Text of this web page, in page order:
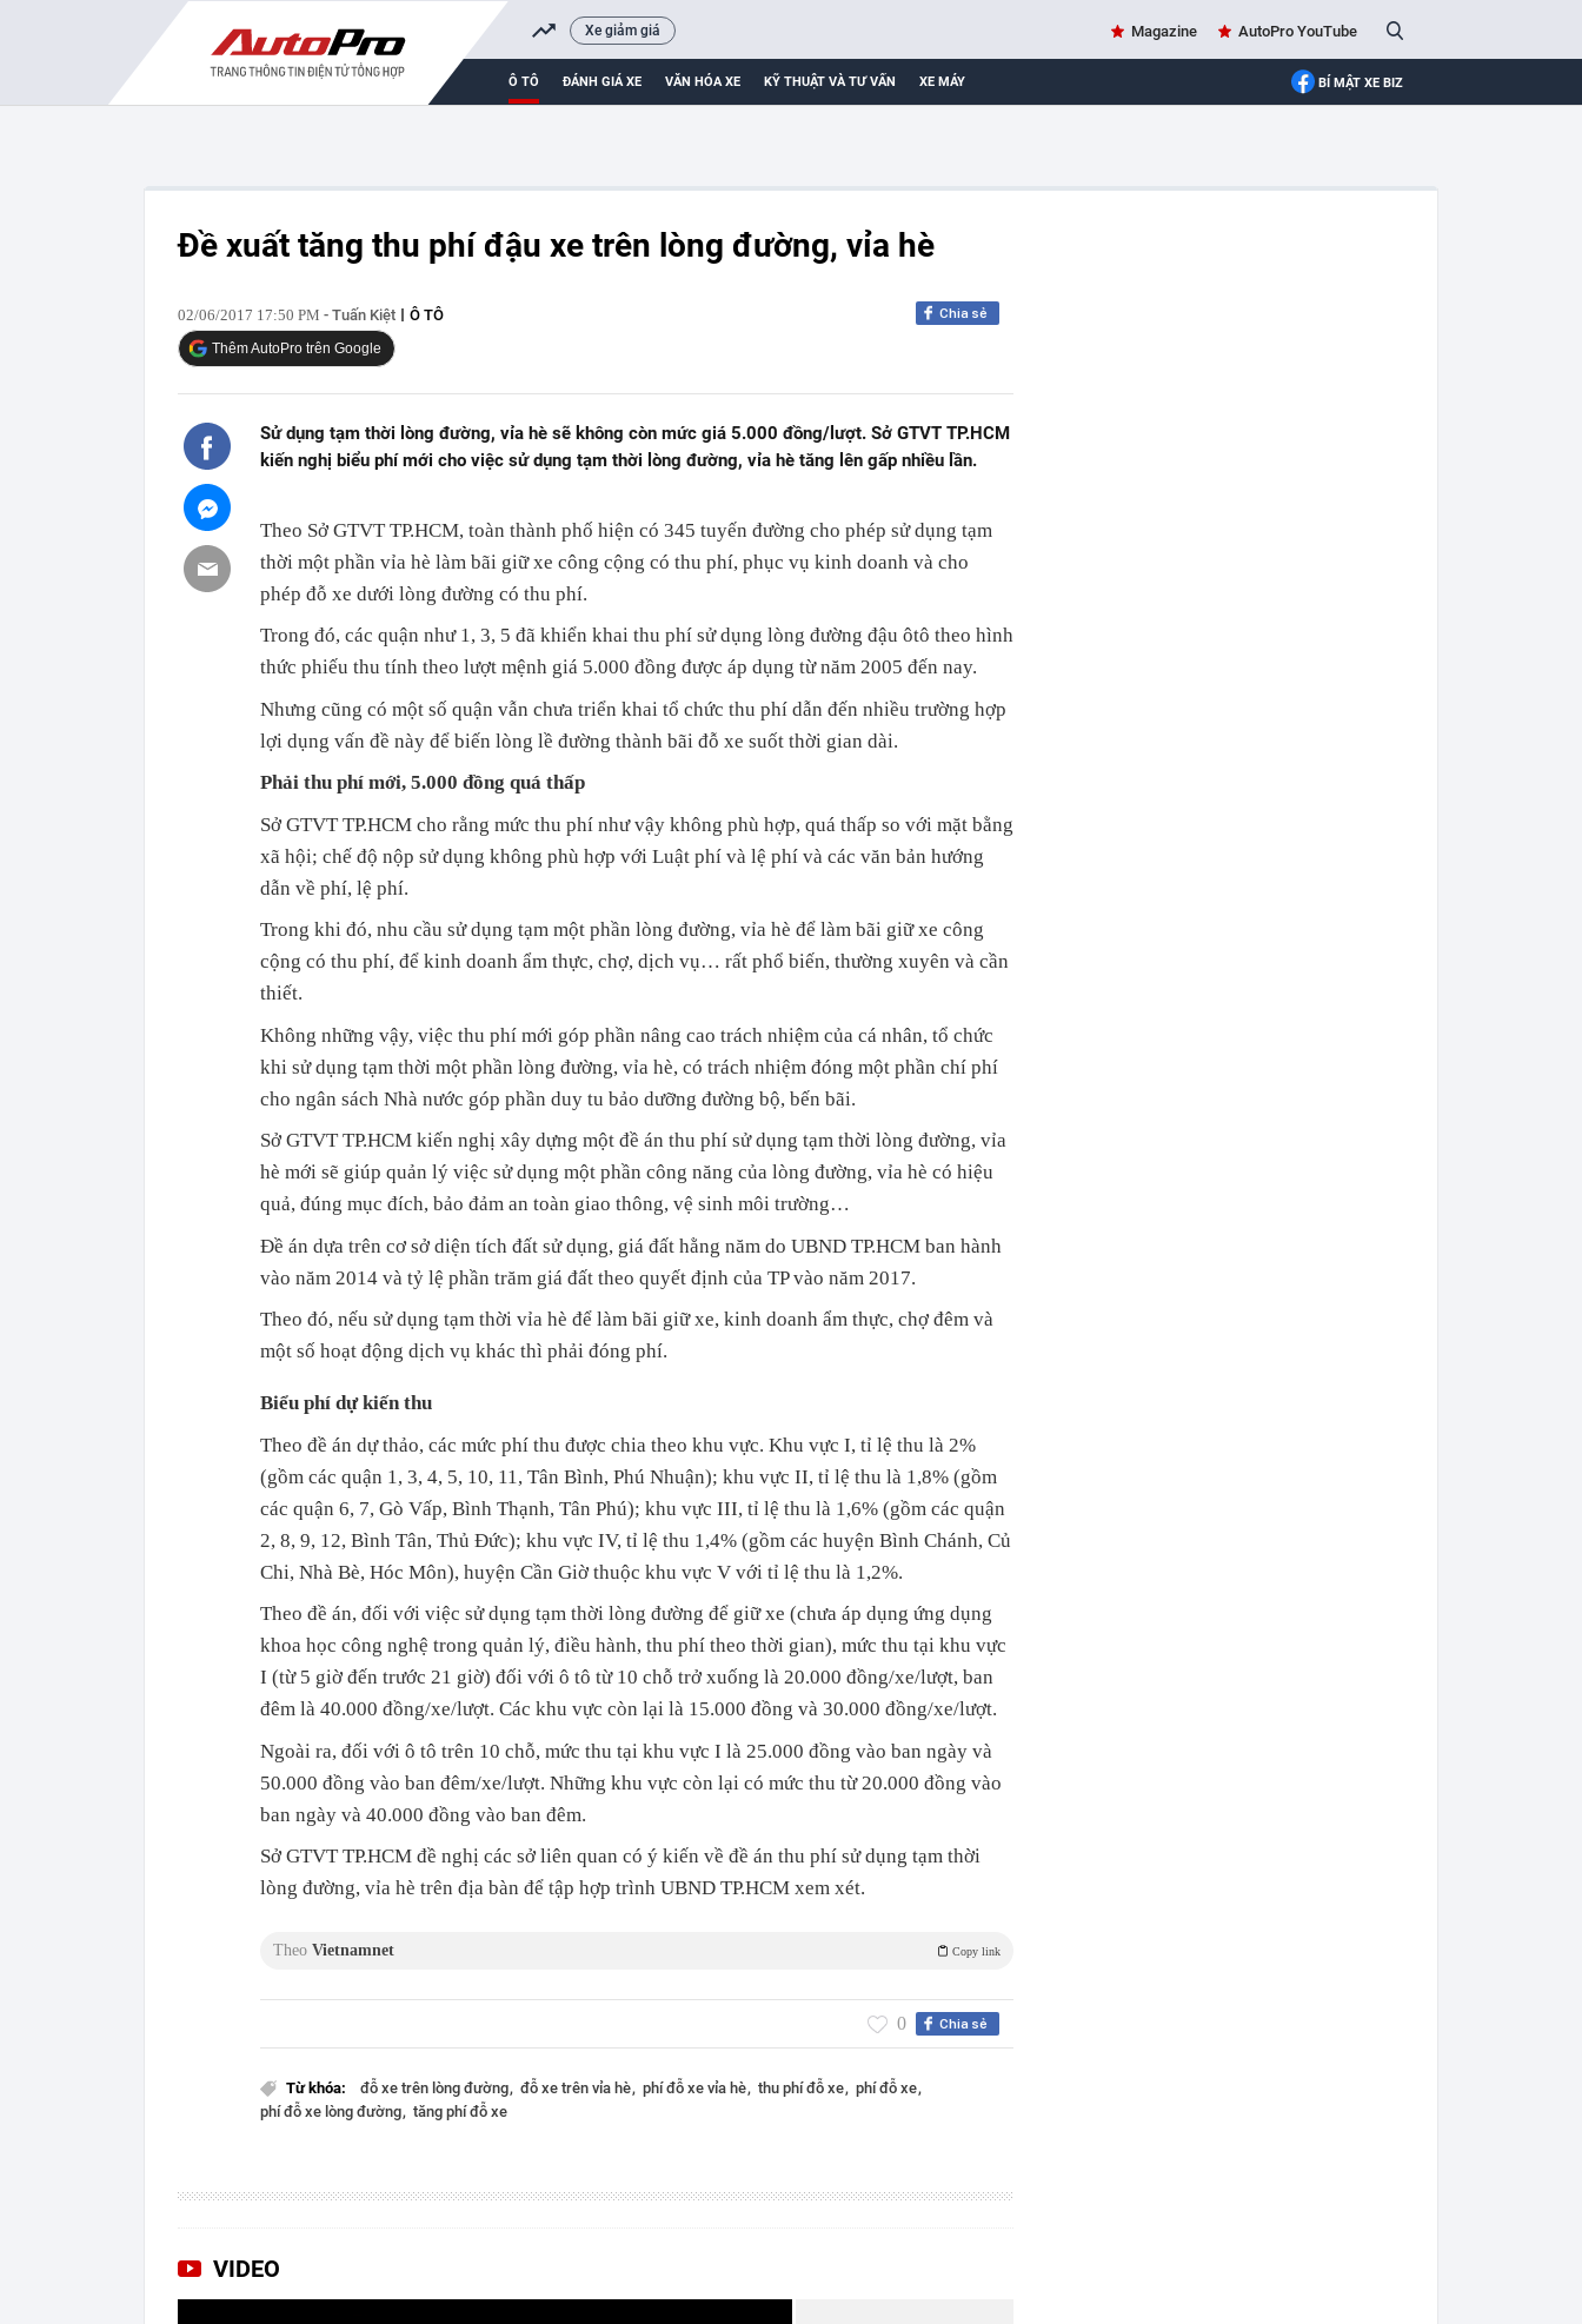
Xe giảm giá Magazine AutoPro YouTube
Ô TÔ ĐÁNH GIÁ XE VĂN HÓA XE KỸ THUẬT VÀ TƯ VẤN XE MÁY BÍ MẬT XE BIZ
Đề xuất tăng thu phí đậu xe trên lòng đường, vỉa hè
02/06/2017 17:50 PM - Tuấn Kiệt Ô TÔ Chia sẻ
Thêm AutoPro trên Google
Sử dụng tạm thời lòng đường, vỉa hè sẽ không còn mức giá 5.000 đồng/lượt. Sở GTVT TP.HCM
kiến nghị biểu phí mới cho việc sử dụng tạm thời lòng đường, vỉa hè tăng lên gấp nhiều lần.
Theo Sở GTVT TP.HCM, toàn thành phố hiện có 345 tuyến đường cho phép sử dụng tạm
thời một phần vỉa hè làm bãi giữ xe công cộng có thu phí, phục vụ kinh doanh và cho
phép đỗ xe dưới lòng đường có thu phí.
Trong đó, các quận như 1, 3, 5 đã khiển khai thu phí sử dụng lòng đường đậu ôtô theo hình
thức phiếu thu tính theo lượt mệnh giá 5.000 đồng được áp dụng từ năm 2005 đến nay.
Nhưng cũng có một số quận vẫn chưa triển khai tổ chức thu phí dẫn đến nhiều trường hợp
lợi dụng vấn đề này để biến lòng lề đường thành bãi đỗ xe suốt thời gian dài.
Phải thu phí mới, 5.000 đồng quá thấp
Sở GTVT TP.HCM cho rằng mức thu phí như vậy không phù hợp, quá thấp so với mặt bằng
xã hội; chế độ nộp sử dụng không phù hợp với Luật phí và lệ phí và các văn bản hướng
dẫn về phí, lệ phí.
Trong khi đó, nhu cầu sử dụng tạm một phần lòng đường, vỉa hè để làm bãi giữ xe công
cộng có thu phí, để kinh doanh ẩm thực, chợ, dịch vụ… rất phổ biến, thường xuyên và cần
thiết.
Không những vậy, việc thu phí mới góp phần nâng cao trách nhiệm của cá nhân, tổ chức
khi sử dụng tạm thời một phần lòng đường, vỉa hè, có trách nhiệm đóng một phần chí phí
cho ngân sách Nhà nước góp phần duy tu bảo dưỡng đường bộ, bến bãi.
Sở GTVT TP.HCM kiến nghị xây dựng một đề án thu phí sử dụng tạm thời lòng đường, vỉa
hè mới sẽ giúp quản lý việc sử dụng một phần công năng của lòng đường, vỉa hè có hiệu
quả, đúng mục đích, bảo đảm an toàn giao thông, vệ sinh môi trường…
Đề án dựa trên cơ sở diện tích đất sử dụng, giá đất hằng năm do UBND TP.HCM ban hành
vào năm 2014 và tỷ lệ phần trăm giá đất theo quyết định của TP vào năm 2017.
Theo đó, nếu sử dụng tạm thời vỉa hè để làm bãi giữ xe, kinh doanh ẩm thực, chợ đêm và
một số hoạt động dịch vụ khác thì phải đóng phí.
Biểu phí dự kiến thu
Theo đề án dự thảo, các mức phí thu được chia theo khu vực. Khu vực I, tỉ lệ thu là 2%
(gồm các quận 1, 3, 4, 5, 10, 11, Tân Bình, Phú Nhuận); khu vực II, tỉ lệ thu là 1,8% (gồm
các quận 6, 7, Gò Vấp, Bình Thạnh, Tân Phú); khu vực III, tỉ lệ thu là 1,6% (gồm các quận
2, 8, 9, 12, Bình Tân, Thủ Đức); khu vực IV, tỉ lệ thu 1,4% (gồm các huyện Bình Chánh, Củ
Chi, Nhà Bè, Hóc Môn), huyện Cần Giờ thuộc khu vực V với tỉ lệ thu là 1,2%.
Theo đề án, đối với việc sử dụng tạm thời lòng đường để giữ xe (chưa áp dụng ứng dụng
khoa học công nghệ trong quản lý, điều hành, thu phí theo thời gian), mức thu tại khu vực
I (từ 5 giờ đến trước 21 giờ) đối với ô tô từ 10 chỗ trở xuống là 20.000 đồng/xe/lượt, ban
đêm là 40.000 đồng/xe/lượt. Các khu vực còn lại là 15.000 đồng và 30.000 đồng/xe/lượt.
Ngoài ra, đối với ô tô trên 10 chỗ, mức thu tại khu vực I là 25.000 đồng vào ban ngày và
50.000 đồng vào ban đêm/xe/lượt. Những khu vực còn lại có mức thu từ 20.000 đồng vào
ban ngày và 40.000 đồng vào ban đêm.
Sở GTVT TP.HCM đề nghị các sở liên quan có ý kiến về đề án thu phí sử dụng tạm thời
lòng đường, vỉa hè trên địa bàn để tập hợp trình UBND TP.HCM xem xét.
Theo Vietnamnet Copy link
Chia sẻ
0
Từ khóa: đỗ xe trên lòng đường đỗ xe trên vỉa hè phí đỗ xe vỉa hè thu phí đỗ xe phí đỗ xe
phí đỗ xe lòng đường tăng phí đỗ xe
VIDEO